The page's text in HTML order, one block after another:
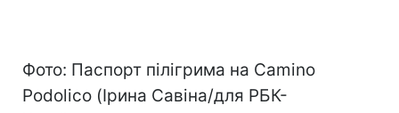
Фото: Паспорт пілігрима на Camino
Podolico (Ірина Савіна/для РБК-